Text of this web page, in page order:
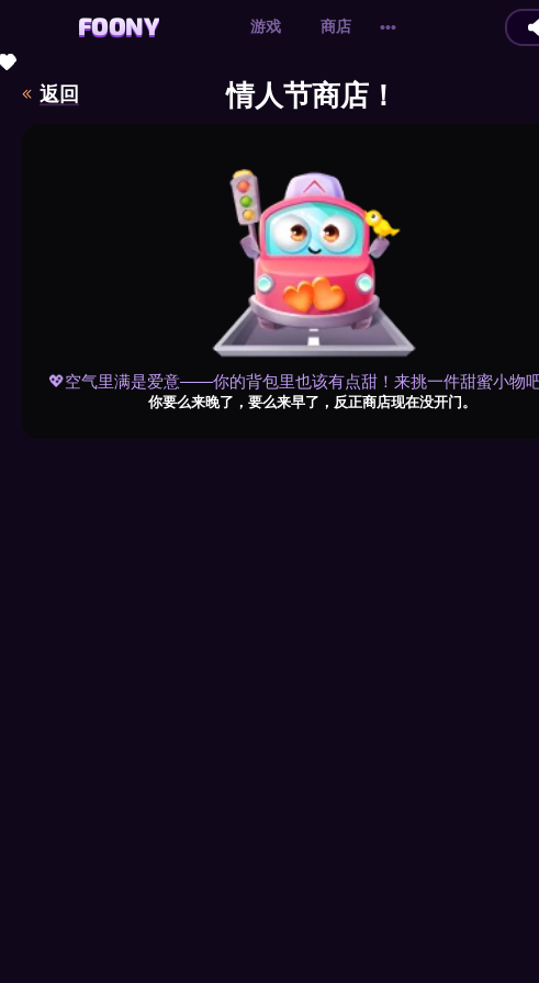
FOONY
FOONY 游戏 商店 •••
💖
💝
💗
💖
💝
💖
💖
💝
💝
💗
💗
💗
💝
💖
💝
💖
💝
💝
💖
💝
返回 情人节商店！
💖空气里满是爱意——你的背包里也该有点甜！来挑一件甜蜜小物
你要么来晚了，要么来早了，反正商店现在没开门。